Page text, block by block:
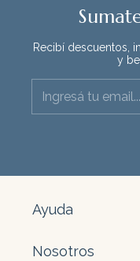
Recibí descuentos,
y
Ayuda
Nosotros